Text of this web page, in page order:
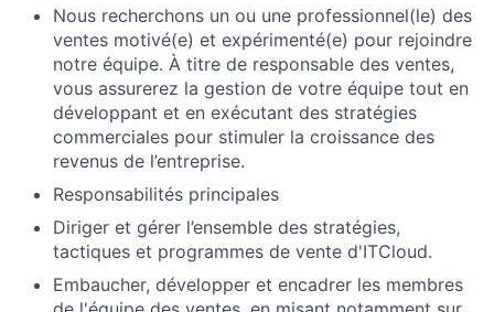
Nous recherchons un ou une professionnel(le) des
ventes motivé(e) et expérimenté(e) pour rejoindre
notre équipe. À titre de responsable des ventes,
vous assurerez la gestion de votre équipe tout en
développant et en exécutant des stratégies
commerciales pour stimuler la croissance des
revenus de l’entreprise.
Responsabilités principales
Diriger et gérer l’ensemble des stratégies,
tactiques et programmes de vente d'ITCloud.
Embaucher, développer et encadrer les membres